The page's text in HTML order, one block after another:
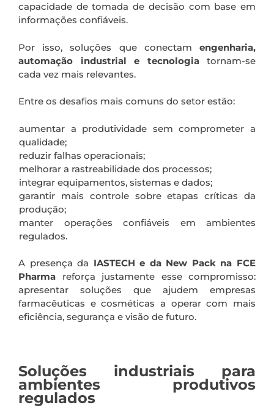
capacidade de tomada de decisão com base em
informações confiáveis.
Por isso, soluções que conectam engenharia,
automação industrial e tecnologiatornam-se
cada vez mais relevantes.
Entre os desafios mais comuns do setor estão:
aumentar a produtividade sem comprometer a
qualidade;
reduzir falhas operacionais;
melhorar a rastreabilidade dos processos;
integrar equipamentos, sistemas e dados;
garantir mais controle sobre etapas críticas da
produção;
manter operações confiáveis em ambientes
regulados.
A presença da IASTECH e da New Pack na FCE
Pharma reforça justamente esse compromisso:
apresentar soluções que ajudem empresas
farmacêuticas e cosméticas a operar com mais
eficiência, segurança e visão de futuro.
Soluções industriais para
ambientes produtivos
regulados